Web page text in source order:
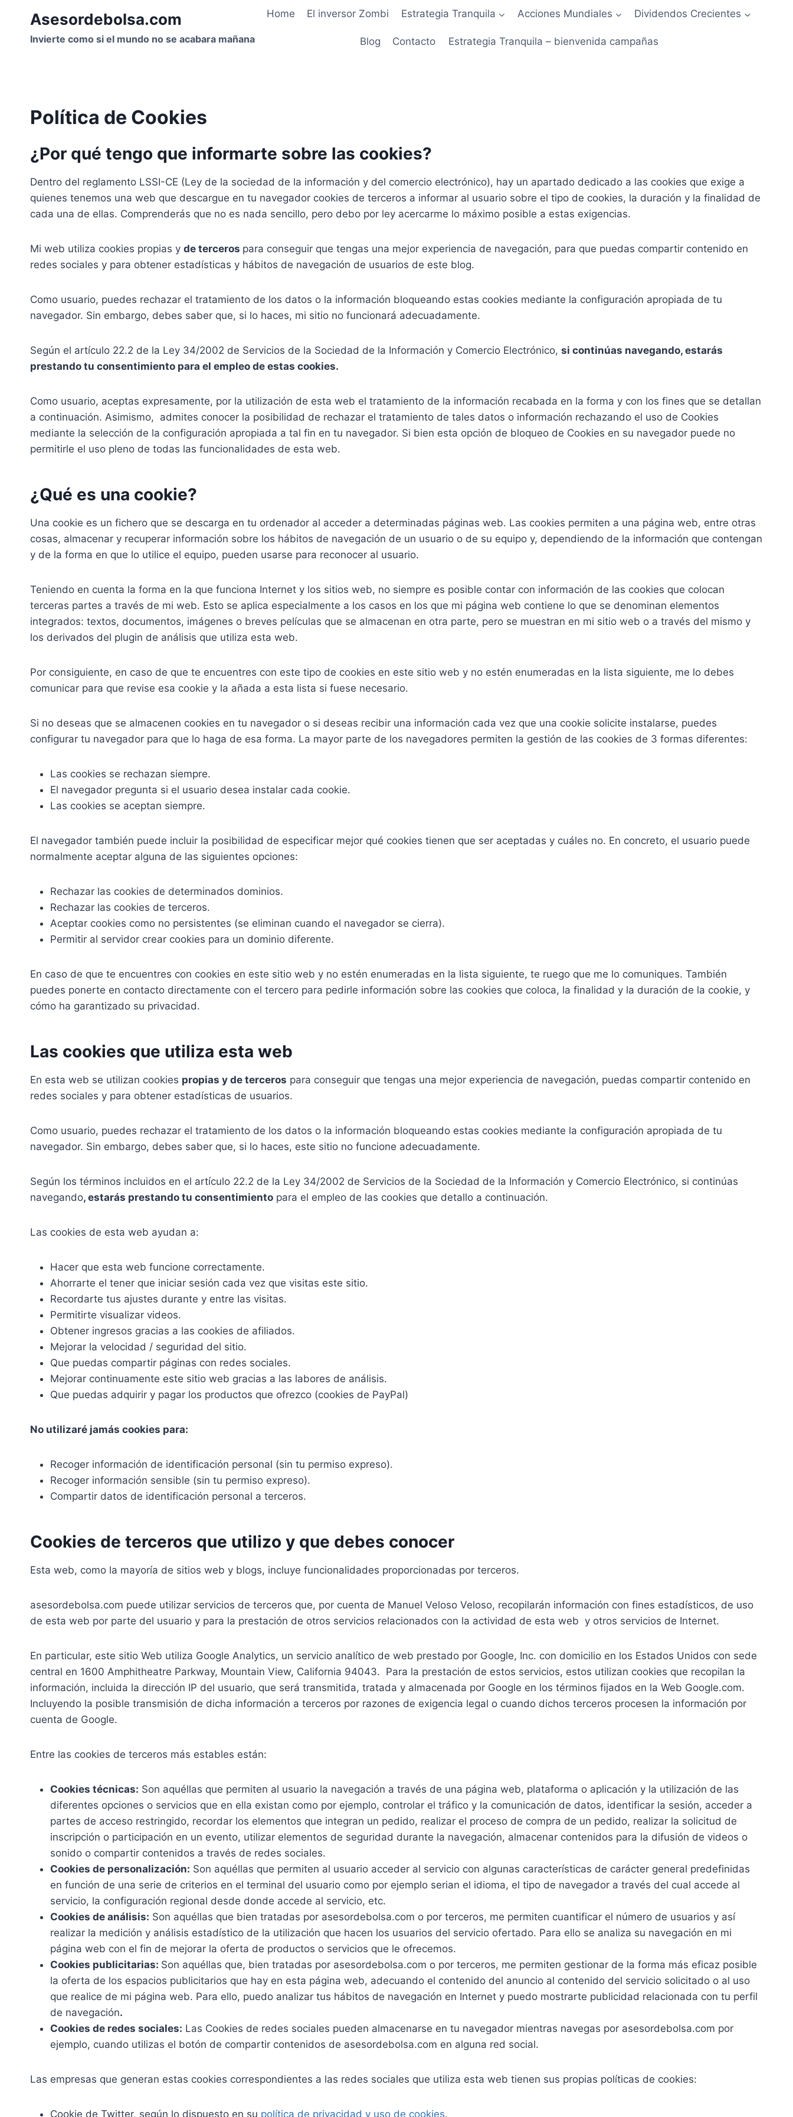
contenido
Asesordebolsa.com
Invierte como si el mundo no se acabara mañana
Home El inversor Zombi Estrategia Tranquila Acciones Mundiales Dividendos Crecientes
Blog Contacto Estrategia Tranquila – bienvenida campañas
Política de Cookies
¿Por qué tengo que informarte sobre las cookies?
Dentro del reglamento LSSI-CE (Ley de la sociedad de la información y del comercio electrónico), hay un apartado dedicado a las cookies que exige a
quienes tenemos una web que descargue en tu navegador cookies de terceros a informar al usuario sobre el tipo de cookies, la duración y la finalidad de
cada una de ellas. Comprenderás que no es nada sencillo, pero debo por ley acercarme lo máximo posible a estas exigencias.
Mi web utiliza cookies propias y de terceros para conseguir que tengas una mejor experiencia de navegación, para que puedas compartir contenido en
redes sociales y para obtener estadísticas y hábitos de navegación de usuarios de este blog.
Como usuario, puedes rechazar el tratamiento de los datos o la información bloqueando estas cookies mediante la configuración apropiada de tu
navegador. Sin embargo, debes saber que, si lo haces, mi sitio no funcionará adecuadamente.
Según el artículo 22.2 de la Ley 34/2002 de Servicios de la Sociedad de la Información y Comercio Electrónico, si continúas navegando, estarás
prestando tu consentimiento para el empleo de estas cookies.
Como usuario, aceptas expresamente, por la utilización de esta web el tratamiento de la información recabada en la forma y con los fines que se detallan
a continuación. Asimismo, admites conocer la posibilidad de rechazar el tratamiento de tales datos o información rechazando el uso de Cookies
mediante la selección de la configuración apropiada a tal fin en tu navegador. Si bien esta opción de bloqueo de Cookies en su navegador puede no
permitirle el uso pleno de todas las funcionalidades de esta web.
¿Qué es una cookie?
Una cookie es un fichero que se descarga en tu ordenador al acceder a determinadas páginas web. Las cookies permiten a una página web, entre otras
cosas, almacenar y recuperar información sobre los hábitos de navegación de un usuario o de su equipo y, dependiendo de la información que contengan
y de la forma en que lo utilice el equipo, pueden usarse para reconocer al usuario.
Teniendo en cuenta la forma en la que funciona Internet y los sitios web, no siempre es posible contar con información de las cookies que colocan
terceras partes a través de mi web. Esto se aplica especialmente a los casos en los que mi página web contiene lo que se denominan elementos
integrados: textos, documentos, imágenes o breves películas que se almacenan en otra parte, pero se muestran en mi sitio web o a través del mismo y
los derivados del plugin de análisis que utiliza esta web.
Por consiguiente, en caso de que te encuentres con este tipo de cookies en este sitio web y no estén enumeradas en la lista siguiente, me lo debes
comunicar para que revise esa cookie y la añada a esta lista si fuese necesario.
Si no deseas que se almacenen cookies en tu navegador o si deseas recibir una información cada vez que una cookie solicite instalarse, puedes
configurar tu navegador para que lo haga de esa forma. La mayor parte de los navegadores permiten la gestión de las cookies de 3 formas diferentes:
Las cookies se rechazan siempre.
El navegador pregunta si el usuario desea instalar cada cookie.
Las cookies se aceptan siempre.
El navegador también puede incluir la posibilidad de especificar mejor qué cookies tienen que ser aceptadas y cuáles no. En concreto, el usuario puede
normalmente aceptar alguna de las siguientes opciones:
Rechazar las cookies de determinados dominios.
Rechazar las cookies de terceros.
Aceptar cookies como no persistentes (se eliminan cuando el navegador se cierra).
Permitir al servidor crear cookies para un dominio diferente.
En caso de que te encuentres con cookies en este sitio web y no estén enumeradas en la lista siguiente, te ruego que me lo comuniques. También
puedes ponerte en contacto directamente con el tercero para pedirle información sobre las cookies que coloca, la finalidad y la duración de la cookie, y
cómo ha garantizado su privacidad.
Las cookies que utiliza esta web
En esta web se utilizan cookies propias y de terceros para conseguir que tengas una mejor experiencia de navegación, puedas compartir contenido en
redes sociales y para obtener estadísticas de usuarios.
Como usuario, puedes rechazar el tratamiento de los datos o la información bloqueando estas cookies mediante la configuración apropiada de tu
navegador. Sin embargo, debes saber que, si lo haces, este sitio no funcione adecuadamente.
Según los términos incluidos en el artículo 22.2 de la Ley 34/2002 de Servicios de la Sociedad de la Información y Comercio Electrónico, si continúas
navegando, estarás prestando tu consentimiento para el empleo de las cookies que detallo a continuación.
Las cookies de esta web ayudan a:
Hacer que esta web funcione correctamente.
Ahorrarte el tener que iniciar sesión cada vez que visitas este sitio.
Recordarte tus ajustes durante y entre las visitas.
Permitirte visualizar videos.
Obtener ingresos gracias a las cookies de afiliados.
Mejorar la velocidad / seguridad del sitio.
Que puedas compartir páginas con redes sociales.
Mejorar continuamente este sitio web gracias a las labores de análisis.
Que puedas adquirir y pagar los productos que ofrezco (cookies de PayPal)
No utilizaré jamás cookies para:
Recoger información de identificación personal (sin tu permiso expreso).
Recoger información sensible (sin tu permiso expreso).
Compartir datos de identificación personal a terceros.
Cookies de terceros que utilizo y que debes conocer
Esta web, como la mayoría de sitios web y blogs, incluye funcionalidades proporcionadas por terceros.
asesordebolsa.com puede utilizar servicios de terceros que, por cuenta de Manuel Veloso Veloso, recopilarán información con fines estadísticos, de uso
de esta web por parte del usuario y para la prestación de otros servicios relacionados con la actividad de esta web y otros servicios de Internet.
En particular, este sitio Web utiliza Google Analytics, un servicio analítico de web prestado por Google, Inc. con domicilio en los Estados Unidos con sede
central en 1600 Amphitheatre Parkway, Mountain View, California 94043. Para la prestación de estos servicios, estos utilizan cookies que recopilan la
información, incluida la dirección IP del usuario, que será transmitida, tratada y almacenada por Google en los términos fijados en la Web Google.com.
Incluyendo la posible transmisión de dicha información a terceros por razones de exigencia legal o cuando dichos terceros procesen la información por
cuenta de Google.
Entre las cookies de terceros más estables están:
Cookies técnicas: Son aquéllas que permiten al usuario la navegación a través de una página web, plataforma o aplicación y la utilización de las
diferentes opciones o servicios que en ella existan como por ejemplo, controlar el tráfico y la comunicación de datos, identificar la sesión, acceder a
partes de acceso restringido, recordar los elementos que integran un pedido, realizar el proceso de compra de un pedido, realizar la solicitud de
inscripción o participación en un evento, utilizar elementos de seguridad durante la navegación, almacenar contenidos para la difusión de videos o
sonido o compartir contenidos a través de redes sociales.
Cookies de personalización: Son aquéllas que permiten al usuario acceder al servicio con algunas características de carácter general predefinidas
en función de una serie de criterios en el terminal del usuario como por ejemplo serian el idioma, el tipo de navegador a través del cual accede al
servicio, la configuración regional desde donde accede al servicio, etc.
Cookies de análisis: Son aquéllas que bien tratadas por asesordebolsa.com o por terceros, me permiten cuantificar el número de usuarios y así
realizar la medición y análisis estadístico de la utilización que hacen los usuarios del servicio ofertado. Para ello se analiza su navegación en mi
página web con el fin de mejorar la oferta de productos o servicios que le ofrecemos.
Cookies publicitarias: Son aquéllas que, bien tratadas por asesordebolsa.com o por terceros, me permiten gestionar de la forma más eficaz posible
la oferta de los espacios publicitarios que hay en esta página web, adecuando el contenido del anuncio al contenido del servicio solicitado o al uso
que realice de mi página web. Para ello, puedo analizar tus hábitos de navegación en Internet y puedo mostrarte publicidad relacionada con tu perfil
de navegación.
Cookies de redes sociales: Las Cookies de redes sociales pueden almacenarse en tu navegador mientras navegas por asesordebolsa.com por
ejemplo, cuando utilizas el botón de compartir contenidos de asesordebolsa.com en alguna red social.
Las empresas que generan estas cookies correspondientes a las redes sociales que utiliza esta web tienen sus propias políticas de cookies:
Cookie de Twitter, según lo dispuesto en su política de privacidad y uso de cookies.